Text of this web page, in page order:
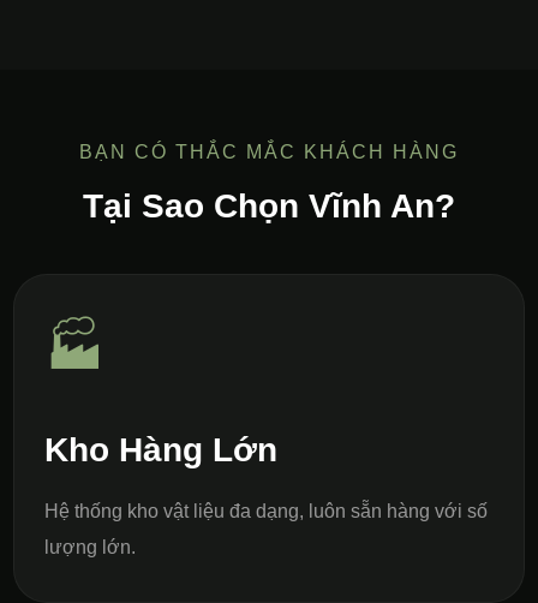
BẠN CÓ THẮC MẮC KHÁCH HÀNG
Tại Sao Chọn Vĩnh An?
🏭
Kho Hàng Lớn
Hệ thống kho vật liệu đa dạng, luôn sẵn hàng với số
lượng lớn.